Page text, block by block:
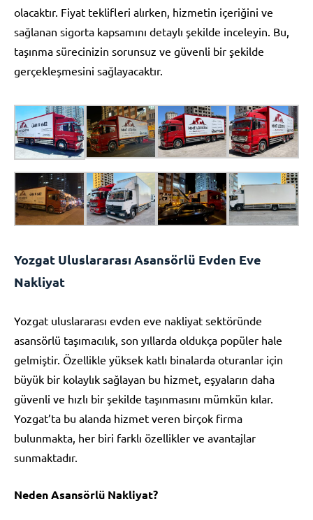
olacaktır. Fiyat teklifleri alırken, hizmetin içeriğini ve
sağlanan sigorta kapsamını detaylı şekilde inceleyin. Bu,
taşınma sürecinizin sorunsuz ve güvenli bir şekilde
gerçekleşmesini sağlayacaktır.
Yozgat Uluslararası Asansörlü Evden Eve
Nakliyat
Yozgat uluslararası evden eve nakliyat sektöründe
asansörlü taşımacılık, son yıllarda oldukça popüler hale
gelmiştir. Özellikle yüksek katlı binalarda oturanlar için
büyük bir kolaylık sağlayan bu hizmet, eşyaların daha
güvenli ve hızlı bir şekilde taşınmasını mümkün kılar.
Yozgat’ta bu alanda hizmet veren birçok firma
bulunmakta, her biri farklı özellikler ve avantajlar
sunmaktadır.
Neden Asansörlü Nakliyat?